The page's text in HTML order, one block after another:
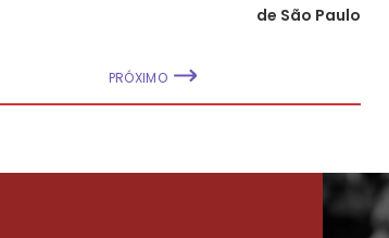
de São Paulo
PRÓXIMO